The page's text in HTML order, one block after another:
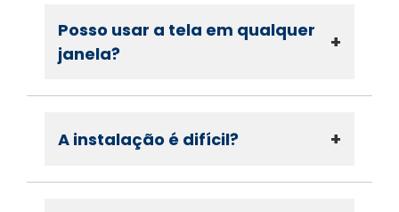
Posso usar a tela em qualquer
janela?
+
A instalação é difícil? +